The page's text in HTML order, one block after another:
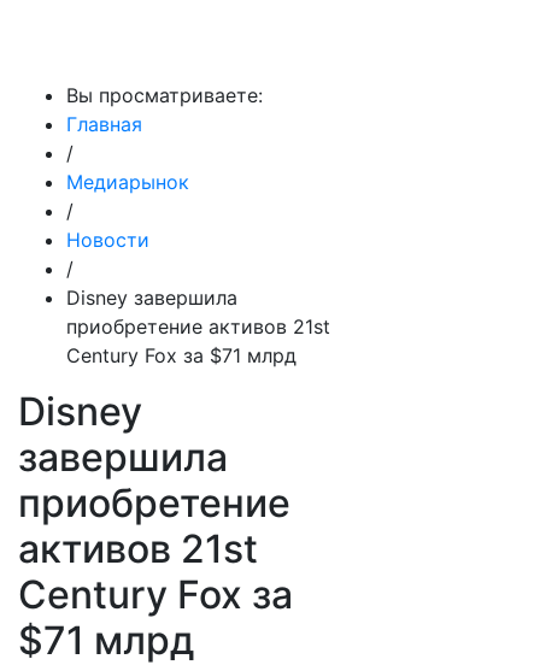
Вы просматриваете:
Главная
/
Медиарынок
/
Новости
/
Disney завершила
приобретение активов 21st
Century Fox за $71 млрд
Disney
завершила
приобретение
активов 21st
Century Fox за
$71 млрд